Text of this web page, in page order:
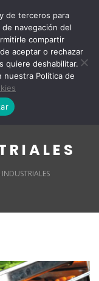
de terceros para
navegación del
compartir
aceptar o rechazar
quiere deshabilitar.
nuestra Política de